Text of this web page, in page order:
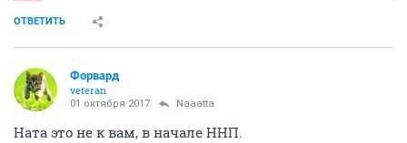
ОТВЕТИТЬ
Форвард
veteran
01 октября 2017 Naaatta
Ната это не к вам, в начале ННП.